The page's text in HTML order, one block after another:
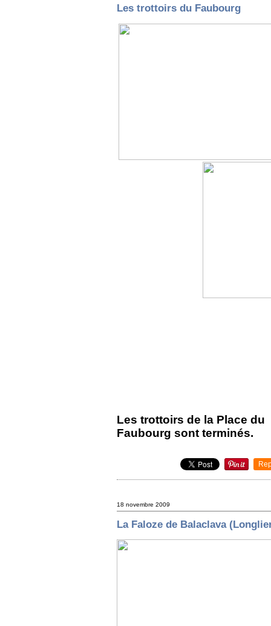
Les trottoirs du Faubourg
Les trottoirs de la Place du
Faubourg sont terminés.
18 novembre 2009
La Faloze de Balaclava